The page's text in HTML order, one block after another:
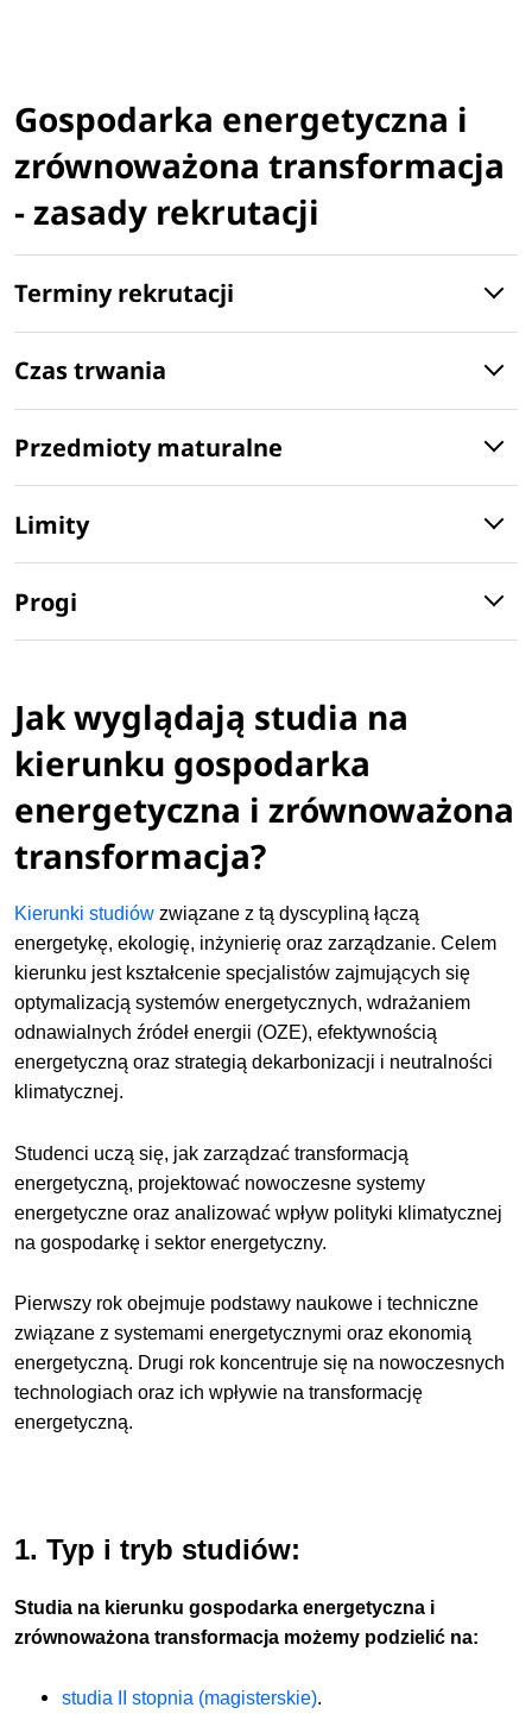
Gospodarka energetyczna i
zrównoważona transformacja
- zasady rekrutacji
Terminy rekrutacji
Czas trwania
Przedmioty maturalne
Limity
Progi
Jak wyglądają studia na
kierunku gospodarka
energetyczna i zrównoważona
transformacja?
Kierunki studiów związane z tą dyscypliną łączą
energetykę, ekologię, inżynierię oraz zarządzanie. Celem
kierunku jest kształcenie specjalistów zajmujących się
optymalizacją systemów energetycznych, wdrażaniem
odnawialnych źródeł energii (OZE), efektywnością
energetyczną oraz strategią dekarbonizacji i neutralności
klimatycznej.
Studenci uczą się, jak zarządzać transformacją
energetyczną, projektować nowoczesne systemy
energetyczne oraz analizować wpływ polityki klimatycznej
na gospodarkę i sektor energetyczny.
Pierwszy rok obejmuje podstawy naukowe i techniczne
związane z systemami energetycznymi oraz ekonomią
energetyczną. Drugi rok koncentruje się na nowoczesnych
technologiach oraz ich wpływie na transformację
energetyczną.
1. Typ i tryb studiów:
Studia na kierunkugospodarka energetyczna i
zrównoważona transformacja możemy podzielić na:
studia II stopnia (magisterskie).